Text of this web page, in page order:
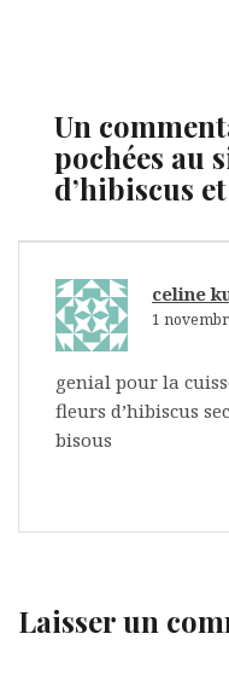
Un
pochées au
d’hibiscus
celine
1
genial pour la
fleurs d’hibiscus
bisous
Laisser un